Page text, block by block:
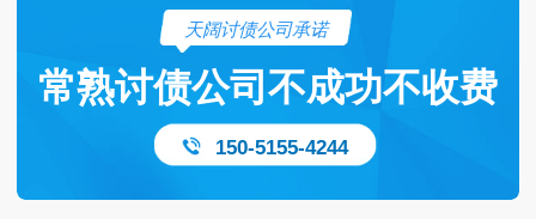
天阔讨债公司承诺
常熟讨债公司不成功不收费
150-5155-4244